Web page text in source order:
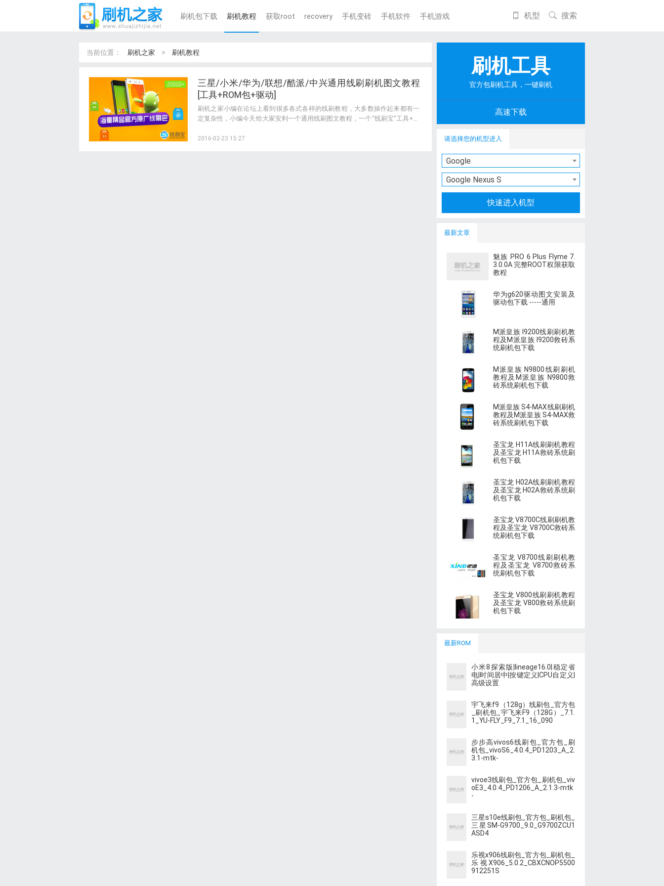
刷机包下载 刷机教程 获取root recovery 手机变砖 手机软件 手机游戏 搜索
机型
当前位置： 刷机之家 > 刷机教程
三星/小米/华为/联想/酷派/中兴通用线刷刷机图文教程
[工具+ROM包+驱动]
刷机之家小编在论坛上看到很多各式各样的线刷教程，大多数操作起来都有一
定复杂性，小编今天给大家安利一个通用线刷图文教程，一个“线刷宝”工具+一
可以帮助到大家!
2016-02-23 15:27
刷机工具
官方包刷机工具，一键刷机
高速下载
请选择您的机型进入
Google
Google Nexus S
快速进入机型
最新文章
魅族 PRO 6 Plus Flyme 7.
3.0.0A 完整ROOT权限获取
教程
华为g620驱动图文安装及
驱动包下载 -----通用
M派皇族 I9200线刷刷机教
程及M派皇族 I9200救砖系
统刷机包下载
M派皇族 N9800线刷刷机
教程及M派皇族 N9800救
砖系统刷机包下载
M派皇族 S4-MAX线刷刷机
教程及M派皇族 S4-MAX救
砖系统刷机包下载
圣宝龙 H11A线刷刷机教程
及圣宝龙 H11A救砖系统刷
机包下载
圣宝龙 H02A线刷刷机教程
及圣宝龙 H02A救砖系统刷
机包下载
圣宝龙 V8700C线刷刷机教
程及圣宝龙 V8700C救砖系
统刷机包下载
圣宝龙 V8700线刷刷机教
程及圣宝龙 V8700救砖系
统刷机包下载
圣宝龙 V800线刷刷机教程
及圣宝龙 V800救砖系统刷
机包下载
最新ROM
小米8探索版|lineage16.0|稳定省
电|时间居中|按键定义|CPU自定义|
高级设置
宇飞来f9（128g）线刷包_官方包
_刷机包_宇飞来F9（128G）_7.1.
1_YU-FLY_F9_7.1_16_090
步步高vivos6线刷包_官方包_刷
机包_vivoS6_4.0.4_PD1203_A_2.
3.1-mtk-
vivoe3线刷包_官方包_刷机包_viv
oE3_4.0.4_PD1206_A_2.1.3-mtk
-
三星s10e线刷包_官方包_刷机包_
三星SM-G9700_9.0_G9700ZCU1
ASD4
乐视x906线刷包_官方包_刷机包_
乐视X906_5.0.2_CBXCNOP5500
912251S